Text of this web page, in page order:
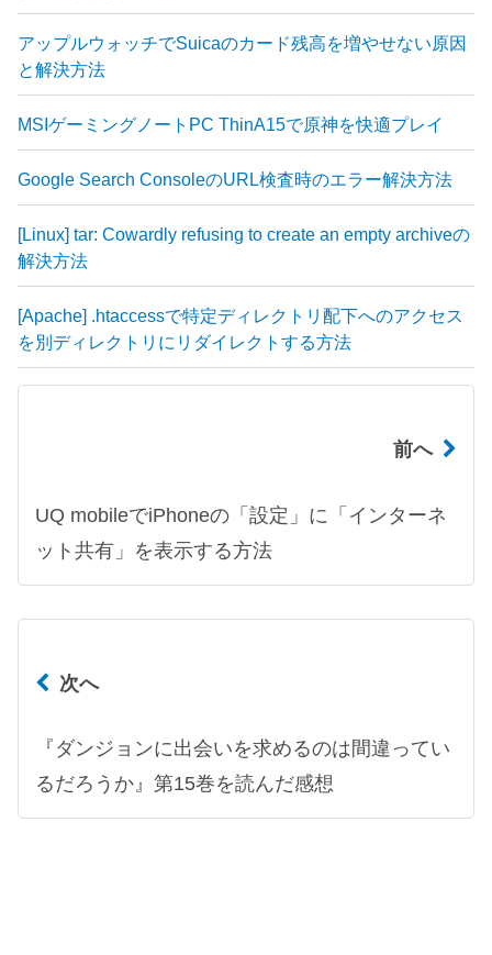
アップルウォッチでSuicaのカード残高を増やせない原因
と解決方法
MSIゲーミングノートPC ThinA15で原神を快適プレイ
Google Search ConsoleのURL検査時のエラー解決方法
[Linux] tar: Cowardly refusing to create an empty archiveの
解決方法
[Apache] .htaccessで特定ディレクトリ配下へのアクセス
を別ディレクトリにリダイレクトする方法
前へ
UQ mobileでiPhoneの「設定」に「インターネ
ット共有」を表示する方法
次へ
『ダンジョンに出会いを求めるのは間違ってい
るだろうか』第15巻を読んだ感想